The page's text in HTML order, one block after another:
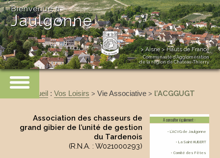
> Aisne > Hauts de France
Communauté d’Agglomération
de la région de Château-Thierry
Bienvenue à
Jaulgonne
Accueil :Vos Loisirs > Vie Associative > l’ACGGUGT
A consulter également :
• L’ACVG de Jaulgonne
• La Saint HUBERT
• Comité des Fêtes
Association des chasseurs de
grand gibier de l’unité de gestion
du Tardenois
(R.N.A. : W021000293)